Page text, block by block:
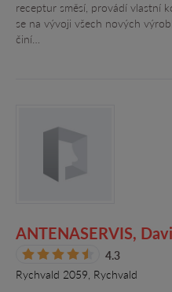
receptur směsí, provádí vlastní
se na vývoji všech nových
činí…
ANTENASERVIS,
4.3
Rychvald 2059, Rychvald